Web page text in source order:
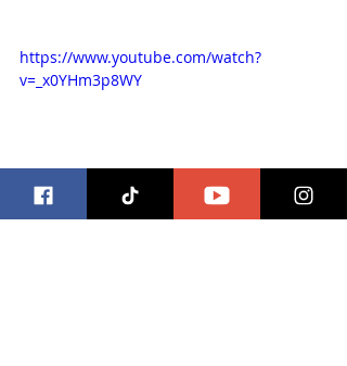
https://www.youtube.com/watch?
v=_x0YHm3p8WY